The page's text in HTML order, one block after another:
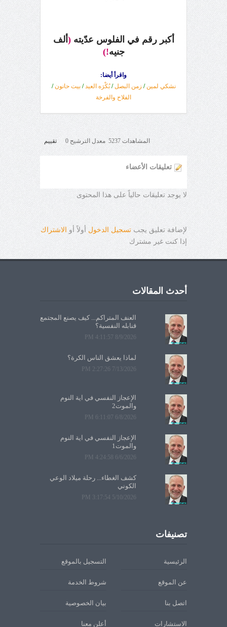
أكبر رقم في الفلوس عدّيته( ألف
جنيه!)
واقرأ أيضا:
نشكي لمين / زمن البصل / بُكْرَه العيد / بيت حانون /
الفلاح والفرخة
المشاهدات 5237 معدل الترشيح 0 تقييم
تعليقات الأعضاء
لا يوجد تعليقات حالياً على هذا المحتوى
لإضافة تعليق يجب تسجيل الدخول أولاً أو
الاشتراك
إذا كنت غير مشترك
أحدث المقالات
العنف المتراكم... كيف يصنع المجتمع
قنابله النفسية؟
8/9/2026 4:11:57 PM
لماذا يعشق الناس الكرة؟
7/13/2026 2:27:26 PM
الإعجاز النفسي في آية النوم
والموت2
6/8/2026 6:11:07 PM
الإعجاز النفسي في آية النوم
والموت1
6/6/2026 4:24:58 PM
كشف الغطاء... رحلة ميلاد الوعي
الكوني
5/10/2026 3:17:54 PM
تصنيفات
الرئيسية التسجيل بالموقع
عن الموقع شروط الخدمة
اتصل بنا بيان الخصوصية
الاستشارات أعلن معنا